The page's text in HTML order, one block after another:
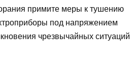
примите меры к тушению
под напряжением
чрезвычайных ситуаций